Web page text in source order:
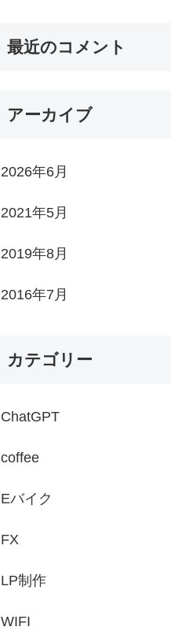
最近のコメント
アーカイブ
2026年6月
2021年5月
2019年8月
2016年7月
カテゴリー
ChatGPT
coffee
Eバイク
FX
LP制作
WIFI